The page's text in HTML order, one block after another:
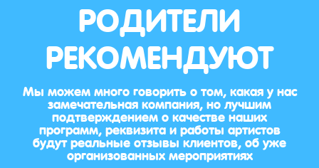
РОДИТЕЛИ
РЕКОМЕНДУЮТ
Мы можем много говорить о том, какая у нас
замечательная компания, но лучшим
подтверждением о качестве наших
программ, реквизита и работы артистов
будут реальные отзывы клиентов, об уже
организованных мероприятиях